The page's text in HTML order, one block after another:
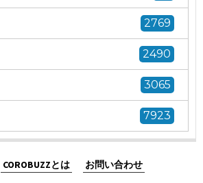
2769
2490
3065
7923
COROBUZZとは お問い合わせ